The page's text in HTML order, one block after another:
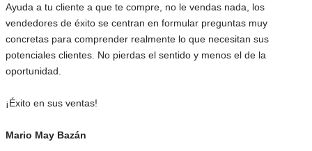
Ayuda a tu cliente a que te compre, no le vendas nada, los
vendedores de éxito se centran en formular preguntas muy
concretas para comprender realmente lo que necesitan sus
potenciales clientes. No pierdas el sentido y menos el de la
oportunidad.
¡Éxito en sus ventas!
Mario May Bazán